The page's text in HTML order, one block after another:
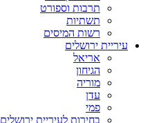
תרבות וספורט
תשתיות
רשות המיסים
עיריית ירושלים
אריאל
הגיחון
מוריה
עדן
פמי
בחירות לעיריית ירושלים